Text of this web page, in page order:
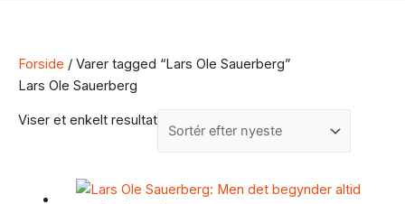
Forside / Varer tagged “Lars Ole Sauerberg”
Lars Ole Sauerberg
Viser et enkelt resultat